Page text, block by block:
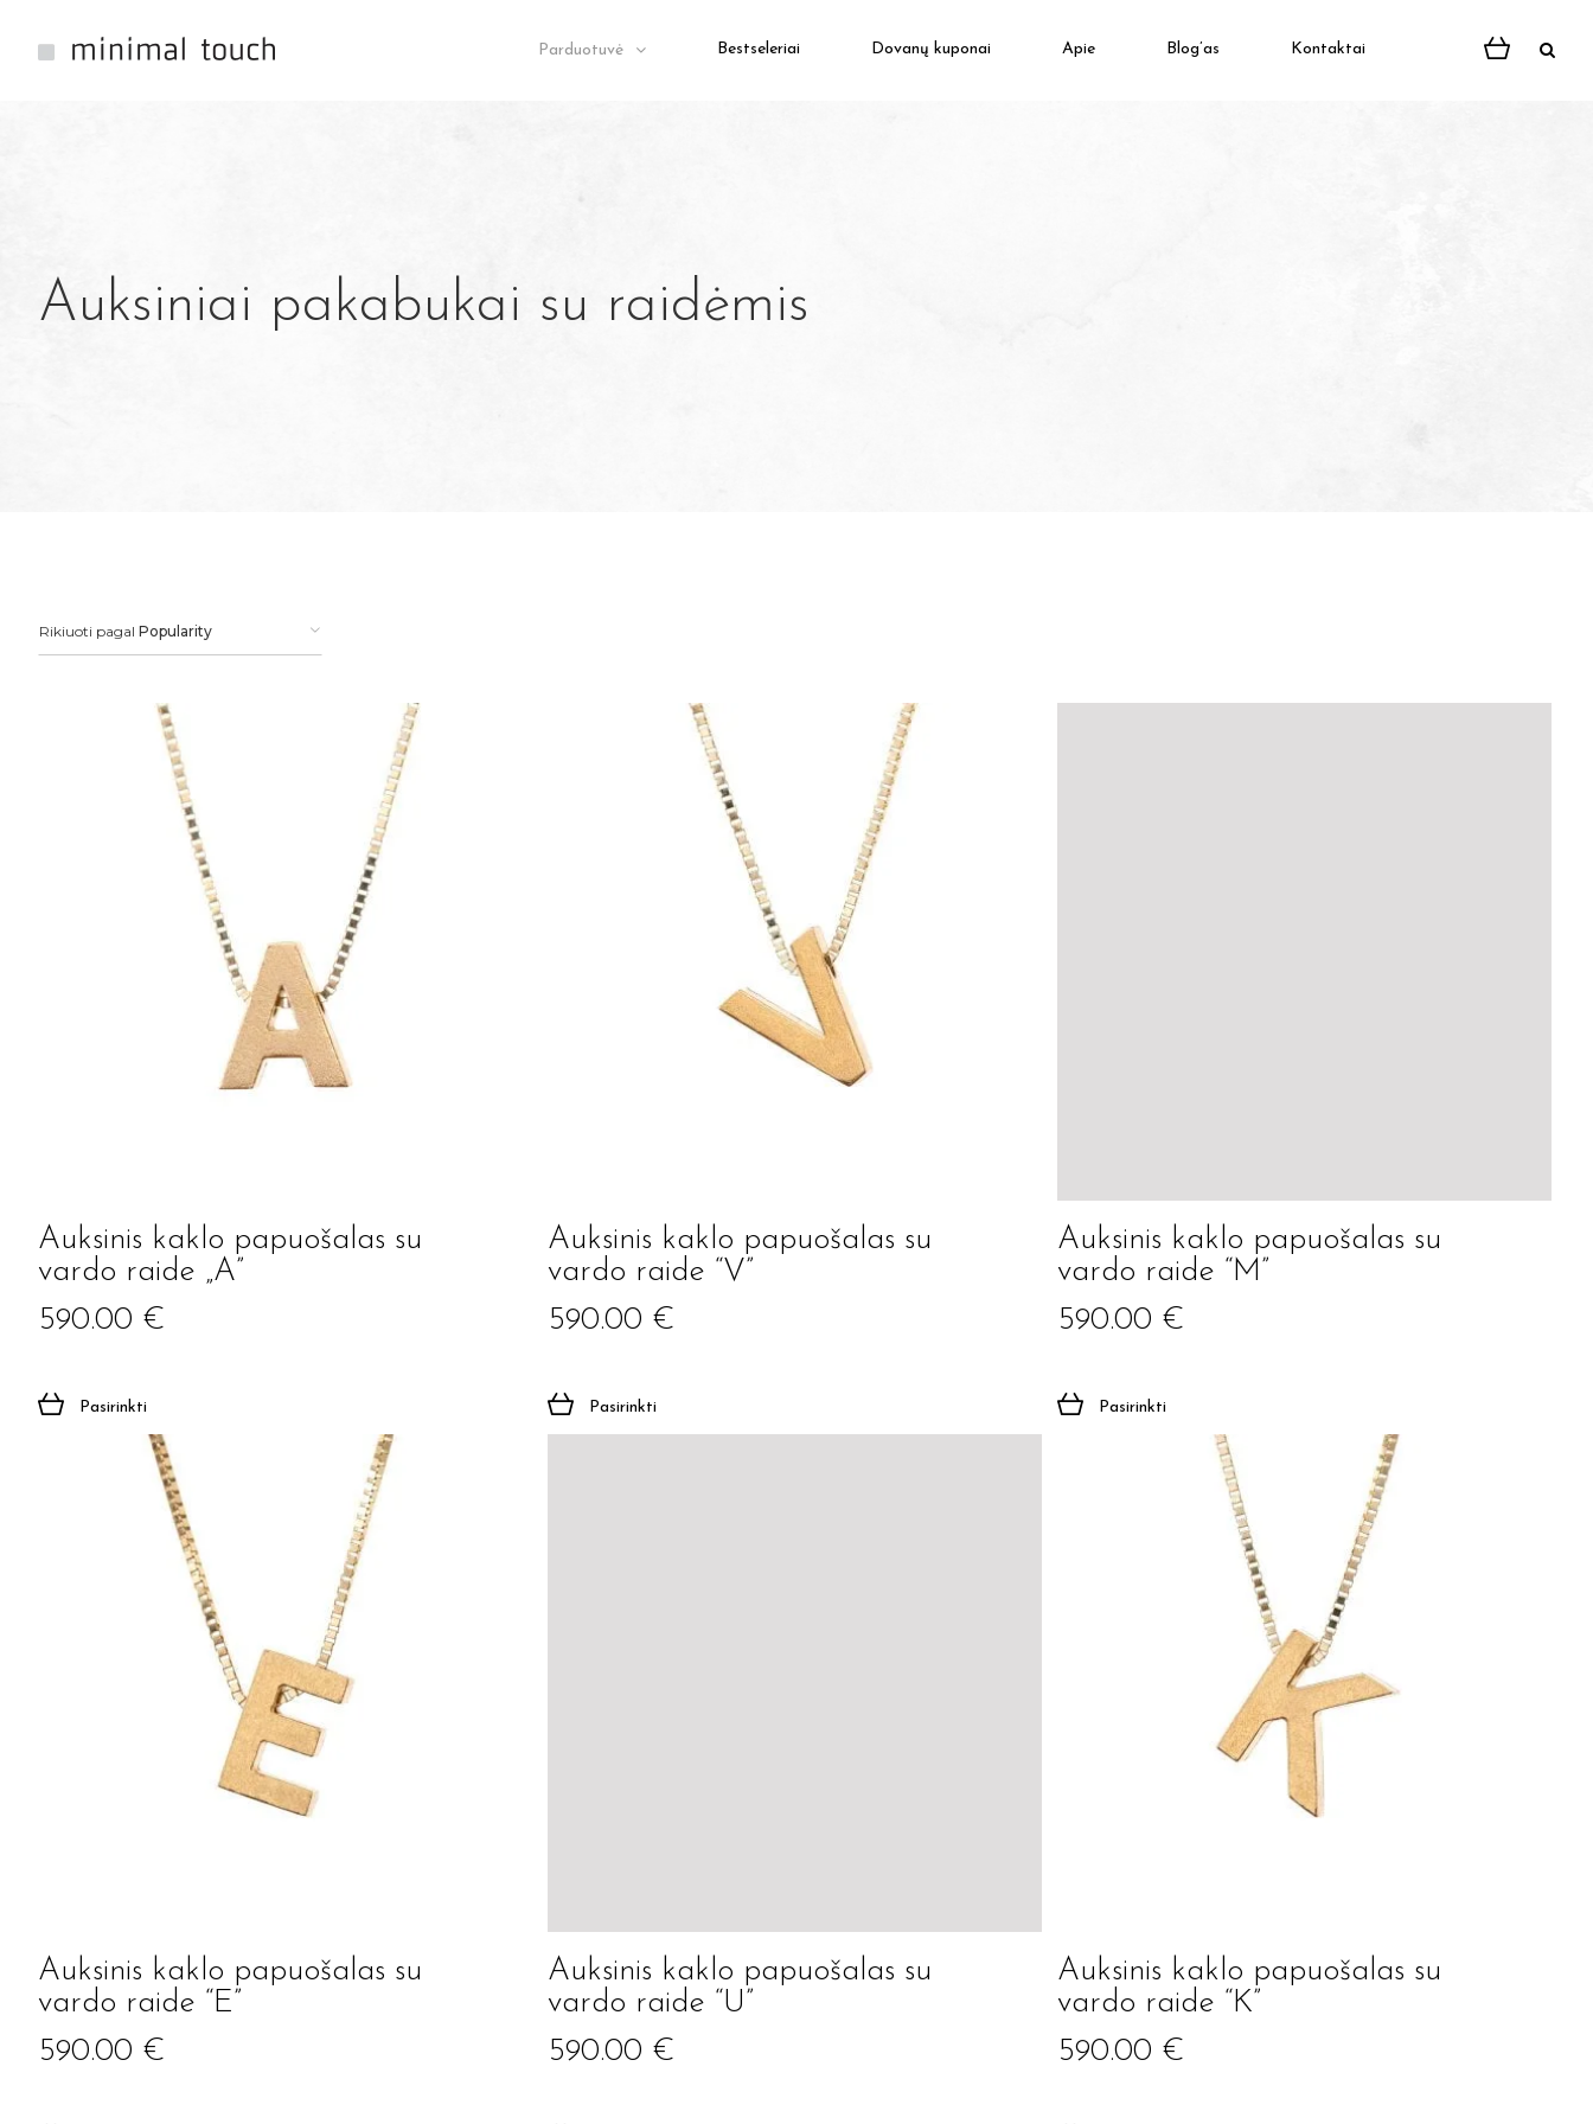
Parduotuvė Bestseleriai Dovanų kuponai Apie Blog’as Kontaktai
Auksiniai pakabukai su raidėmis
Rikiuoti pagal Popularity
Auksinis kaklo papuošalas su
vardo raide „A”
590.00 €
Pasirinkti
Auksinis kaklo papuošalas su
vardo raide “V”
590.00 €
Pasirinkti
Auksinis kaklo papuošalas su
vardo raide “M”
590.00 €
Pasirinkti
Auksinis kaklo papuošalas su
vardo raide “E”
590.00 €
Auksinis kaklo papuošalas su
vardo raide “U”
590.00 €
Auksinis kaklo papuošalas su
vardo raide “K”
590.00 €